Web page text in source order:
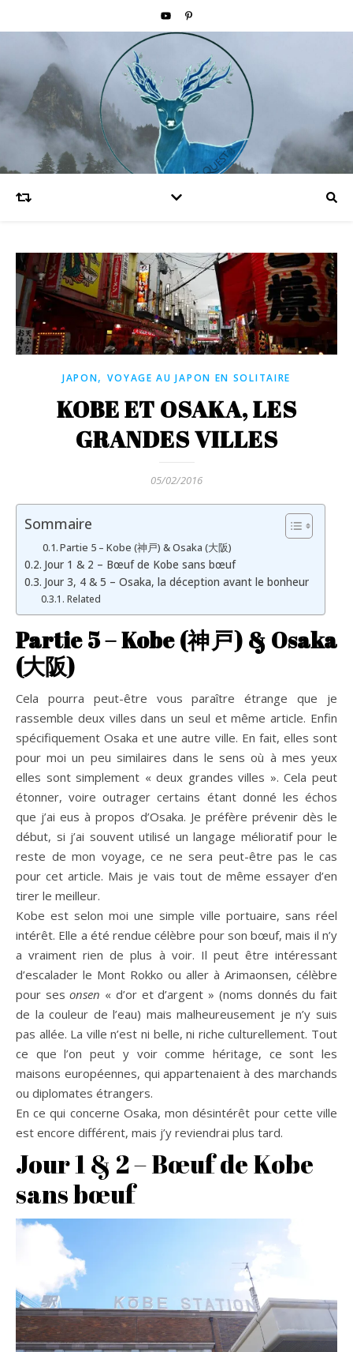
JAPON,VOYAGE AU JAPON EN SOLITAIRE
KOBE ET OSAKA, LES
GRANDES VILLES
05/02/2016
Sommaire
Partie 5 – Kobe (神戸) & Osaka (大阪)
Jour 1 & 2 – Bœuf de Kobe sans bœuf
Jour 3, 4 & 5 – Osaka, la déception avant le bonheur
Related
Partie 5 – Kobe (神戸) & Osaka
(大阪)
Cela pourra peut-être vous paraître étrange que je
rassemble deux villes dans un seul et même article. Enfin
spécifiquement Osaka et une autre ville. En fait, elles sont
pour moi un peu similaires dans le sens où à mes yeux
elles sont simplement « deux grandes villes ». Cela peut
étonner, voire outrager certains étant donné les échos
que j’ai eus à propos d’Osaka. Je préfère prévenir dès le
début, si j’ai souvent utilisé un langage mélioratif pour le
reste de mon voyage, ce ne sera peut-être pas le cas
pour cet article. Mais je vais tout de même essayer d’en
tirer le meilleur.
Kobe est selon moi une simple ville portuaire, sans réel
intérêt. Elle a été rendue célèbre pour son bœuf, mais il n’y
a vraiment rien de plus à voir. Il peut être intéressant
d’escalader le Mont Rokko ou aller à Arimaonsen, célèbre
pour sesonsen « d’or et d’argent » (noms donnés du fait
de la couleur de l’eau) mais malheureusement je n’y suis
pas allée. La ville n’est ni belle, ni riche culturellement. Tout
ce que l’on peut y voir comme héritage, ce sont les
maisons européennes, qui appartenaient à des marchands
ou diplomates étrangers.
En ce qui concerne Osaka, mon désintérêt pour cette ville
est encore différent, mais j’y reviendrai plus tard.
Jour 1 & 2 – Bœuf de Kobe
sans bœuf